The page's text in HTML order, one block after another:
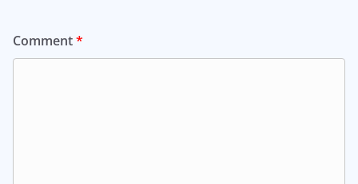
Comment*